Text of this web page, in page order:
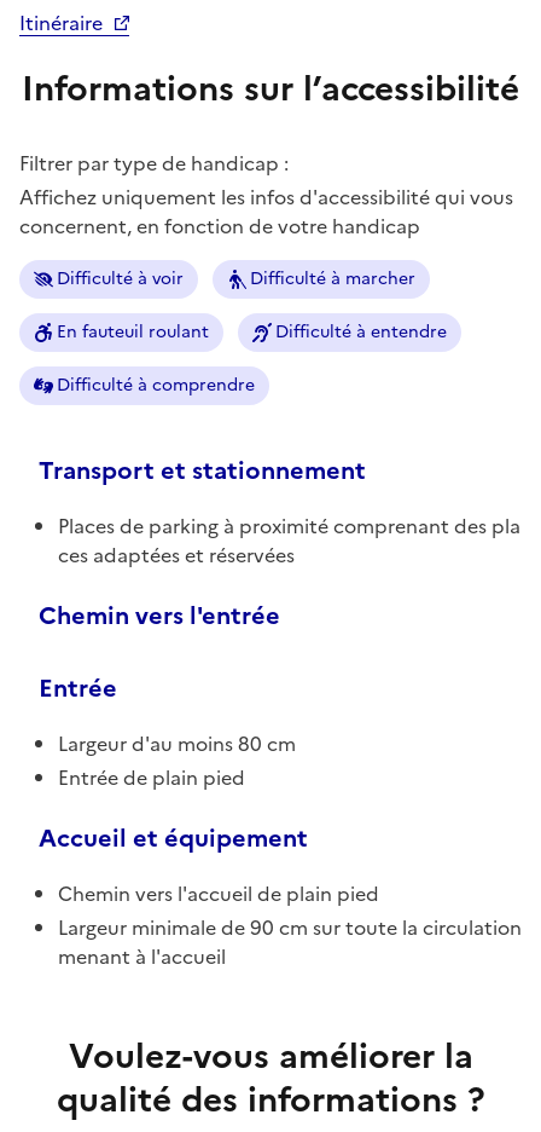
Itinéraire
Informations sur l’accessibilité
Filtrer par type de handicap :
Affichez uniquement les infos d'accessibilité qui vous
concernent, en fonction de votre handicap
Difficulté à voir Difficulté à marcher
En fauteuil roulant Difficulté à entendre
Difficulté à comprendre
Transport et stationnement
Places de parking à proximité comprenant des pla
ces adaptées et réservées
Chemin vers l'entrée
Entrée
Largeur d'au moins 80 cm
Entrée de plain pied
Accueil et équipement
Chemin vers l'accueil de plain pied
Largeur minimale de 90 cm sur toute la circulation
menant à l'accueil
Voulez-vous améliorer la
qualité des informations ?